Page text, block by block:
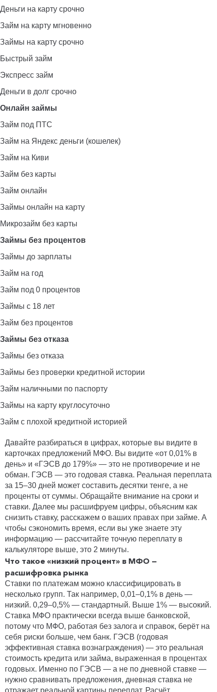
Деньги на карту срочно
Займ на карту мгновенно
Займы на карту срочно
Быстрый займ
Экспресс займ
Деньги в долг срочно
Онлайн займы
Займ под ПТС
Займ на Яндекс деньги (кошелек)
Займ на Киви
Займ без карты
Займ онлайн
Займы онлайн на карту
Микрозайм без карты
Займы без процентов
Займы до зарплаты
Займ на год
Займ под 0 процентов
Займы с 18 лет
Займ без процентов
Займы без отказа
Займы без отказа
Займы без проверки кредитной истории
Займ наличными по паспорту
Займы на карту круглосуточно
Займ с плохой кредитной историей
Давайте разбираться в цифрах, которые вы видите в
карточках предложений МФО. Вы видите «от 0,01% в
день» и «ГЭСВ до 179%» — это не противоречие и не
обман. ГЭСВ — это годовая ставка. Реальная переплата
за 15–30 дней может составить десятки тенге, а не
проценты от суммы. Обращайте внимание на сроки и
ставки. Далее мы расшифруем цифры, объясним как
снизить ставку, расскажем о ваших правах при займе. А
чтобы сэкономить время, если вы уже знаете эту
информацию — рассчитайте точную переплату в
калькуляторе выше, это 2 минуты.
Что такое «низкий процент» в МФО —
расшифровка рынка
Ставки по платежам можно классифицировать в
несколько групп. Так например, 0,01–0,1% в день —
низкий. 0,29–0,5% — стандартный. Выше 1% — высокий.
Ставка МФО практически всегда выше банковской,
потому что МФО, работая без залога и справок, берёт на
себя риски больше, чем банк. ГЭСВ (годовая
эффективная ставка вознаграждения) — это реальная
стоимость кредита или займа, выраженная в процентах
годовых. Именно по ГЭСВ — а не по дневной ставке —
нужно сравнивать предложения, дневная ставка не
отражает реальной картины переплат. Расчёт